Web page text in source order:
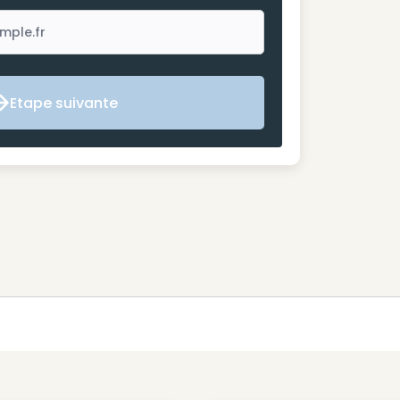
Etape suivante
Etape suivante